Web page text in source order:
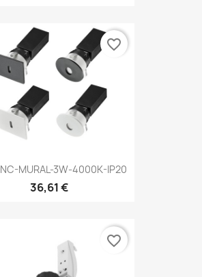
MURAL-3W-4000K-IP20
36,61 €
favorite_border
favorite_border